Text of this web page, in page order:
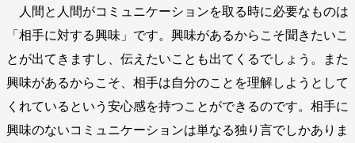
人間と人間がコミュニケーションを取る時に必要なものは
「相手に対する興味」です。興味があるからこそ聞きたいこ
とが出てきますし、伝えたいことも出てくるでしょう。また
興味があるからこそ、相手は自分のことを理解しようとして
くれているという安心感を持つことができるのです。相手に
興味のないコミュニケーションは単なる独り言でしかありま